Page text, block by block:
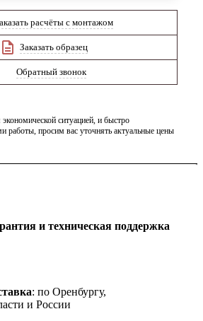
расчёты с монтажом
Заказать образец
Обратный звонок
ситуацией, и быстро
просим вас уточнять актуальные цены
и техническая поддержка
: по Оренбургу,
и России